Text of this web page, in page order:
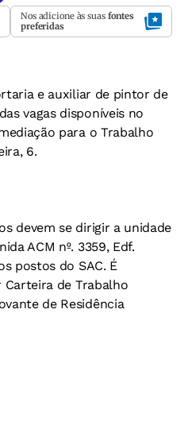
Nos adicione às suas fontes
preferidas
e auxiliar de pintor de
vagas disponíveis no
para o Trabalho
6.
devem se dirigir a unidade
ACM nº. 3359, Edf.
postos do SAC. É
de Trabalho
de Residência